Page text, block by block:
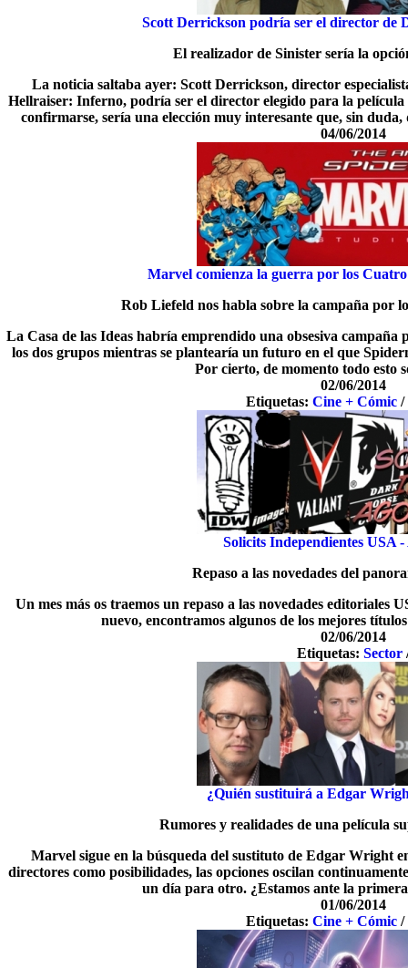
Scott Derrickson podría ser el director de
El realizador de Sinister sería la
La noticia saltaba ayer: Scott Derrickson, director
Hellraiser: Inferno, podría ser el director elegido para la
confirmarse, sería una elección muy interesante que, sin
04/06/2014
Marvel comienza la guerra por los
Rob Liefeld nos habla sobre la campaña por
La Casa de las Ideas habría emprendido una obsesiva
los dos grupos mientras se plantearía un futuro en el que
Por cierto, de momento todo esto
02/06/2014
Etiquetas:Cine + Cómic /
Solicits Independientes USA -
Repaso a las novedades del
Un mes más os traemos un repaso a las novedades editoriales
nuevo, encontramos algunos de los mejores
02/06/2014
Etiquetas: Sector
¿Quién sustituirá a Edgar
Rumores y realidades de una película
Marvel sigue en la búsqueda del sustituto de Edgar Wright
directores como posibilidades, las opciones oscilan
un día para otro. ¿Estamos ante la
01/06/2014
Etiquetas:Cine + Cómic /